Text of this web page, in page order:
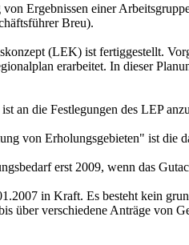
Ergebnissen einer
Breu).
(LEK) ist fertiggestellt.
erarbeitet. In dieser
die Festlegungen des LEP
von Erholungsgebieten" ist die
erst 2009, wenn das
in Kraft. Es besteht kein
über verschiedene Anträge von